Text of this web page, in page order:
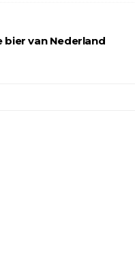
van Nederland